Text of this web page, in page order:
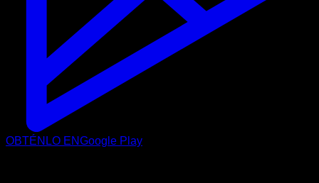
OBTÉNLO ENGoogle Play